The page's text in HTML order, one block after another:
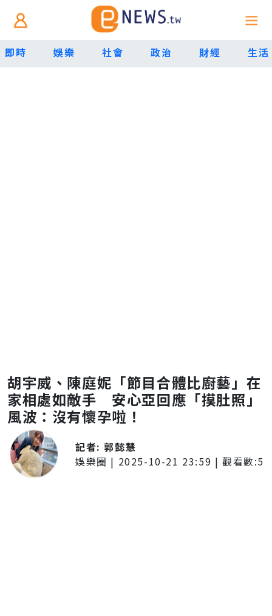
即時 娛樂 社會 政治 財經 生活
胡宇威、陳庭妮「節目合體比廚藝」在
家相處如敵手 安心亞回應「摸肚照」
風波：沒有懷孕啦！
記者:郭懿慧
娛樂圈 | 2025-10-21 23:59 | 觀看數:5